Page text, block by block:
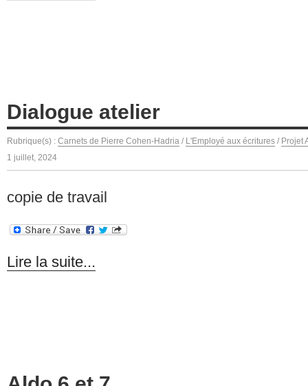
Dialogue atelier
Rubrique(s) : Carnets de Pierre Cohen-Hadria / L'Employé aux écritures / Projet
1 juillet, 2024
copie de travail
Lire la suite...